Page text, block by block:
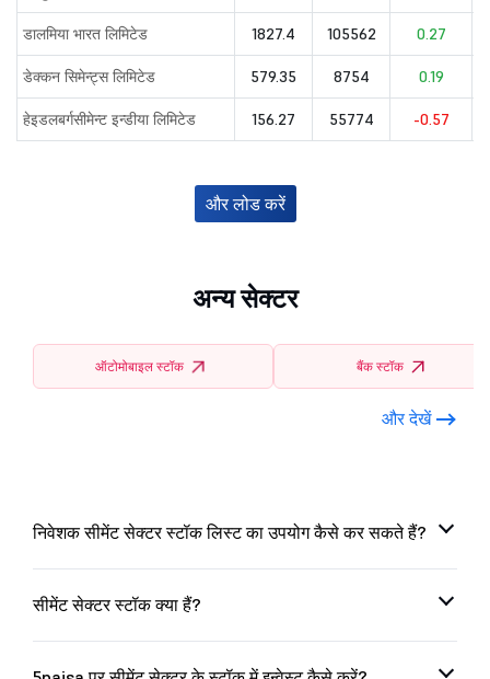
डालमिया भारत लिमिटेड 1827.4 105562 0.27
डेक्कन सिमेन्ट्स लिमिटेड 579.35 8754 0.19
हेइडलबर्गसीमेन्ट इन्डीया लिमिटेड 156.27 55774 -0.57
और लोड करें
अन्य सेक्टर
ऑटोमोबाइल स्टॉक बैंक स्टॉक
और देखें
निवेशक सीमेंट सेक्टर स्टॉक लिस्ट का उपयोग कैसे कर सकते हैं?
सीमेंट सेक्टर स्टॉक क्या हैं?